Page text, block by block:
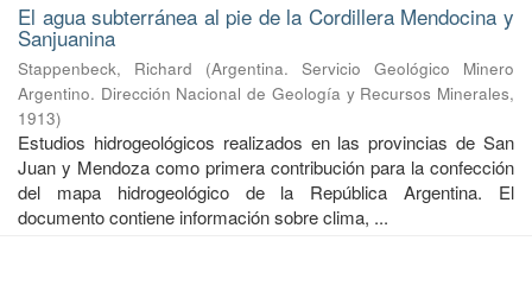
El agua subterránea al pie de la Cordillera Mendocina y
Sanjuanina
Stappenbeck, Richard (Argentina. Servicio Geológico Minero
Argentino. Dirección Nacional de Geología y Recursos Minerales,
1913)
Estudios hidrogeológicos realizados en las provincias de San
Juan y Mendoza como primera contribución para la confección
del mapa hidrogeológico de la República Argentina. El
documento contiene información sobre clima, ...